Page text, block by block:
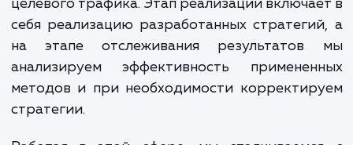
корректируем стратегии по
необходимости.
Выполняемые работы делятся на
этапов: исследование,
реализация и отслеживание